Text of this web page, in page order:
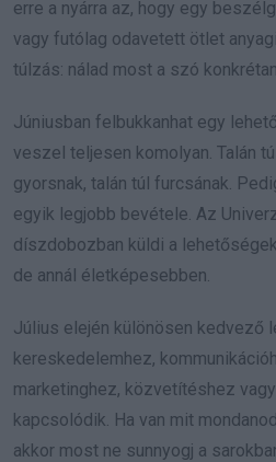
erre a nyárra az, hogy egy
vagy futólag odavetett ötlet
túlzás: nálad most a szó
Júniusban felbukkanhat egy
veszel teljesen komolyan. Talán
gyorsnak, talán túl furcsának.
egyik legjobb bevétele. Az
díszdobozban küldi a
de annál életképesebben.
Július elején különösen kedvező
kereskedelemhez,
marketinghez, közvetítéshez
kapcsolódik. Ha van mit
akkor most ne sunnyogj a